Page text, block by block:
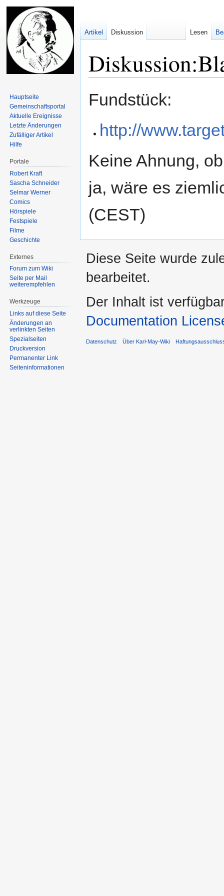
Navigation
Suche
Fundstück:
http://
Keine Ahnung,
ja, wäre es
(CEST)
Artikel Diskussion Lesen
Hauptseite
Gemeinschafts­portal
Aktuelle Ereignisse
Letzte Änderungen
Zufälliger Artikel
Hilfe
Portale
Robert Kraft
Sascha Schneider
Selmar Werner
Comics
Hörspiele
Festspiele
Filme
Geschichte
Externes
Forum zum Wiki
Seite per Mail
weiterempfehlen
Werkzeuge
Links auf diese Seite
Änderungen an
verlinkten Seiten
Spezialseiten
Druckversion
Permanenter Link
Seiten­informationen
Diese Seite wurde
bearbeitet.
Der Inhalt ist
Documentation
Datenschutz Über Karl-May-Wiki